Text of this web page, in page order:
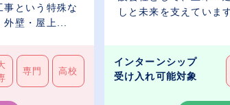
事という特殊な
壁・屋上...
専門 高校
しと未来を支えていま
インターンシップ
受け入れ可能対象